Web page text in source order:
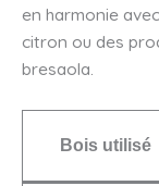
en harmonie
citron ou des
bresaola.
Bois utilisé